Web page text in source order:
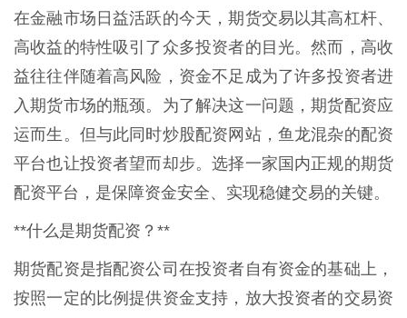
在金融市场日益活跃的今天，期货交易以其高杠杆、
高收益的特性吸引了众多投资者的目光。然而，高收
益往往伴随着高风险，资金不足成为了许多投资者进
入期货市场的瓶颈。为了解决这一问题，期货配资应
运而生。但与此同时炒股配资网站，鱼龙混杂的配资
平台也让投资者望而却步。选择一家国内正规的期货
配资平台，是保障资金安全、实现稳健交易的关键。
**什么是期货配资？**
期货配资是指配资公司在投资者自有资金的基础上，
按照一定的比例提供资金支持，放大投资者的交易资